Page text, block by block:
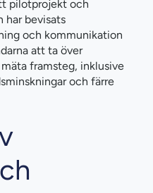
pilotprojekt och
har bevisats
och kommunikation
att ta över
framsteg, inklusive
och färre